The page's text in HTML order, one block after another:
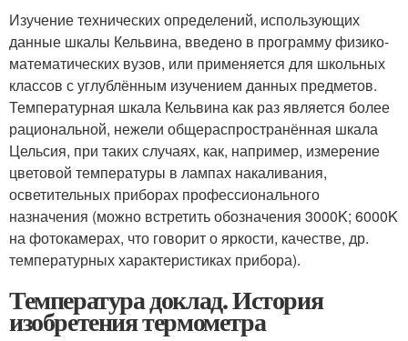
Изучение технических определений, использующих
данные шкалы Кельвина, введено в программу физико-
математических вузов, или применяется для школьных
классов с углублённым изучением данных предметов.
Температурная шкала Кельвина как раз является более
рациональной, нежели общераспространённая шкала
Цельсия, при таких случаях, как, например, измерение
цветовой температуры в лампах накаливания,
осветительных приборах профессионального
назначения (можно встретить обозначения 3000K; 6000K
на фотокамерах, что говорит о яркости, качестве, др.
температурных характеристиках прибора).
Температура доклад. История
изобретения термометра